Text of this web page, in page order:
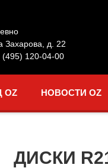
Захарова, д. 22
(495) 120-04-00
OZ НОВОСТИ OZ
ДИСКИ